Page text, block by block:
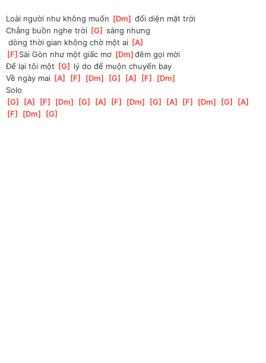
Loài người như không muốn [Dm ] đối diện mặt trời
Chẳng buồn nghe trời [G ] sáng nhưng
dòng thời gian không chờ một ai [A
[F ]Sài Gòn như một giấc mơ [Dm ]
đêm gọi mời
Để lại tôi một [G
lý do để muộn chuyến bay
Về ngày mai [A [F [Dm [G [A [F [Dm
Solo
[G [A [F [Dm [G [A [F [Dm [G [A [F [Dm [G [A
F
[Dm [G